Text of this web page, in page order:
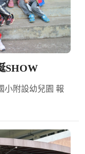
SHOW
小附設幼兒園 報